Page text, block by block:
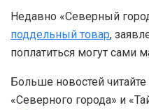
Недавно «Северный
поддельный товар,
поплатиться могут сами
Больше новостей
«Северного города» и